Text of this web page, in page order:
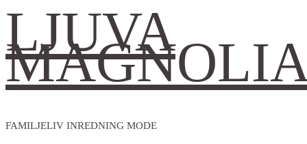
LJUVA
FAMILJELIV INREDNING MODE